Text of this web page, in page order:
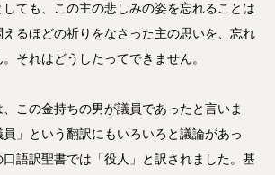
ても、この主の悲しみの姿を忘れることは
るほどの祈りをなさった主の思いを、忘れ
それはどうしたってできません。
この金持ちの男が議員であったと言いま
」という翻訳にもいろいろと議論があっ
語訳聖書では「役人」と訳されました。基